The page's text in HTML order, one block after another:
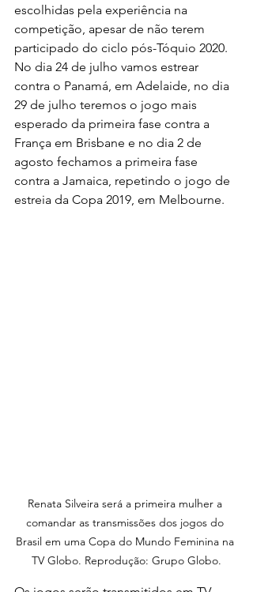
escolhidas pela experiência na
competição, apesar de não terem
participado do ciclo pós-Tóquio 2020.
No dia 24 de julho vamos estrear
contra o Panamá, em Adelaide, no dia
29 de julho teremos o jogo mais
esperado da primeira fase contra a
França em Brisbane e no dia 2 de
agosto fechamos a primeira fase
contra a Jamaica, repetindo o jogo de
estreia da Copa 2019, em Melbourne.
Renata Silveira será a primeira mulher a
comandar as transmissões dos jogos do
Brasil em uma Copa do Mundo Feminina na
TV Globo. Reprodução: Grupo Globo.